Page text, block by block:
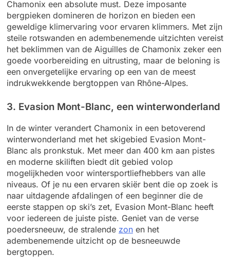
Chamonix een absolute must. Deze imposante
bergpieken domineren de horizon en bieden een
geweldige klimervaring voor ervaren klimmers. Met zijn
steile rotswanden en adembenemende uitzichten vereist
het beklimmen van de Aiguilles de Chamonix zeker een
goede voorbereiding en uitrusting, maar de beloning is
een onvergetelijke ervaring op een van de meest
indrukwekkende bergtoppen van Rhône-Alpes.
3. Evasion Mont-Blanc, een winterwonderland
In de winter verandert Chamonix in een betoverend
winterwonderland met het skigebied Evasion Mont-
Blanc als pronkstuk. Met meer dan 400 km aan pistes
en moderne skiliften biedt dit gebied volop
mogelijkheden voor wintersportliefhebbers van alle
niveaus. Of je nu een ervaren skiër bent die op zoek is
naar uitdagende afdalingen of een beginner die de
eerste stappen op ski’s zet, Evasion Mont-Blanc heeft
voor iedereen de juiste piste. Geniet van de verse
poedersneeuw, de stralende zon en het
adembenemende uitzicht op de besneeuwde
bergtoppen.